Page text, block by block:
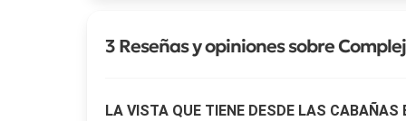
3 Reseñas y opiniones sobre
LA VISTA QUE TIENE DESDE LAS CABAÑAS